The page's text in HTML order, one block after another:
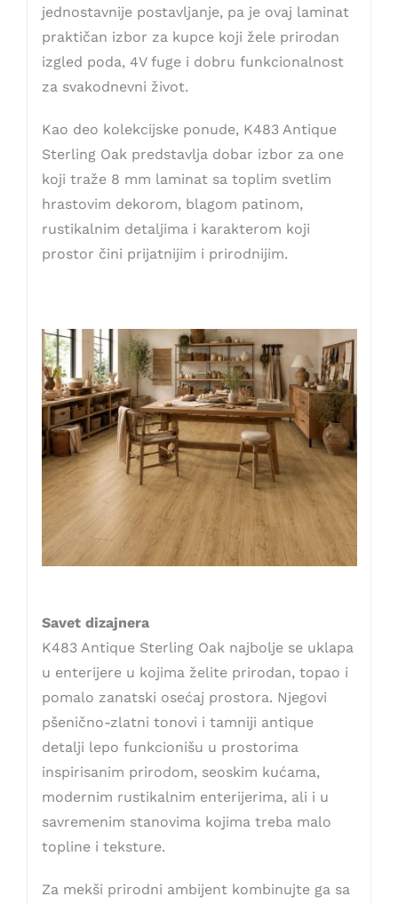
jednostavnije postavljanje, pa je ovaj laminat
praktičan izbor za kupce koji žele prirodan
izgled poda, 4V fuge i dobru funkcionalnost
za svakodnevni život.
Kao deo kolekcijske ponude, K483 Antique
Sterling Oak predstavlja dobar izbor za one
koji traže 8 mm laminat sa toplim svetlim
hrastovim dekorom, blagom patinom,
rustikalnim detaljima i karakterom koji
prostor čini prijatnijim i prirodnijim.
Savet dizajnera
K483 Antique Sterling Oak najbolje se uklapa
u enterijere u kojima želite prirodan, topao i
pomalo zanatski osećaj prostora. Njegovi
pšenično-zlatni tonovi i tamniji antique
detalji lepo funkcionišu u prostorima
inspirisanim prirodom, seoskim kućama,
modernim rustikalnim enterijerima, ali i u
savremenim stanovima kojima treba malo
topline i teksture.
Za mekši prirodni ambijent kombinujte ga sa